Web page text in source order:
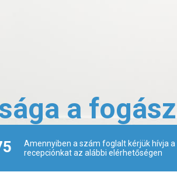
a
Amennyiben a szám foglalt kérjük hívja
recepciónkat az alábbi elérhetőségen